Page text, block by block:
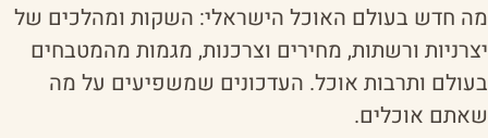
מה חדש בעולם האוכל הישראלי: השקות ומהלכים של
יצרניות ורשתות, מחירים וצרכנות, מגמות מהמטבחים
בעולם ותרבות אוכל. העדכונים שמשפיעים על מה
שאתם אוכלים.